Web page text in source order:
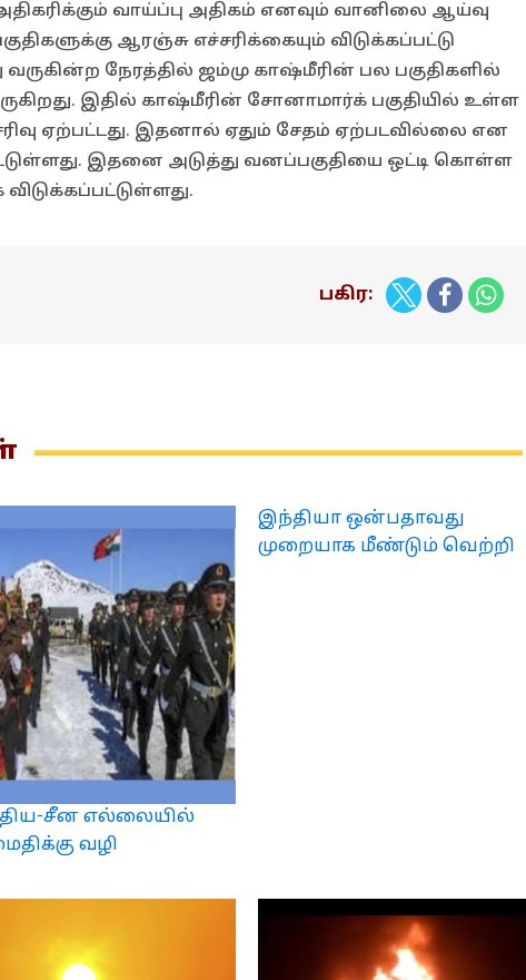
வாய்ப்பு அதிகம் எனவும் வானிலை ஆய்வு
ஆரஞ்சு எச்சரிக்கையும் விடுக்கப்பட்டு
வருகின்ற நேரத்தில் ஜம்மு காஷ்மீரின் பல பகுதிகளில்
இதில் காஷ்மீரின் சோனாமார்க் பகுதியில் உள்ள
ஏற்பட்டது. இதனால் ஏதும் சேதம் ஏற்படவில்லை என
இதனை அடுத்து வனப்பகுதியை ஒட்டி கொள்ள
பகிர:
சீன எல்லையில்
வழி
இந்தியா ஒன்பதாவது
முறையாக மீண்டும் வெற்றி